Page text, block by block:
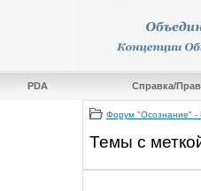
PDA Справка/
Форум "Осознание" -
Темы с